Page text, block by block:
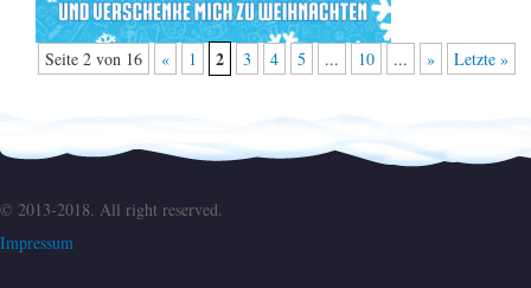
Seite 2 von 16 « 1 2 3 4 5 ... 10 ... » Letzte »
© 2013-2018. All right reserved.
Impressum